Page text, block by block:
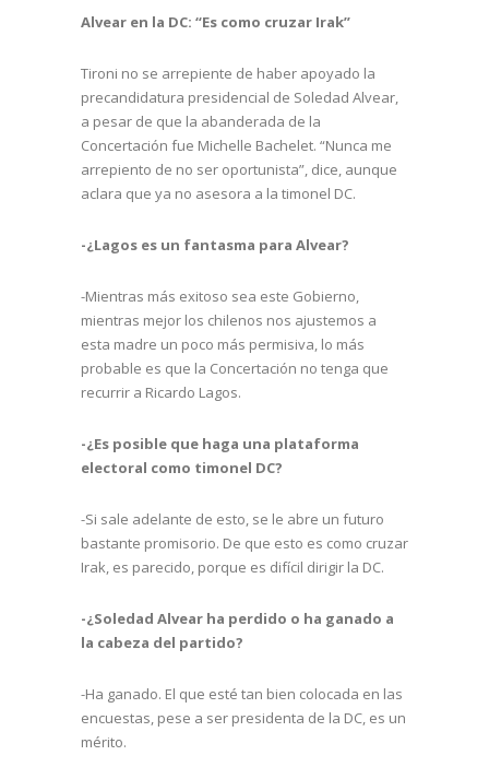
Alvear en la DC: “Es como cruzar Irak”
Tironi no se arrepiente de haber apoyado la
precandidatura presidencial de Soledad Alvear,
a pesar de que la abanderada de la
Concertación fue Michelle Bachelet. “Nunca me
arrepiento de no ser oportunista”, dice, aunque
aclara que ya no asesora a la timonel DC.
-¿Lagos es un fantasma para Alvear?
-Mientras más exitoso sea este Gobierno,
mientras mejor los chilenos nos ajustemos a
esta madre un poco más permisiva, lo más
probable es que la Concertación no tenga que
recurrir a Ricardo Lagos.
-¿Es posible que haga una plataforma
electoral como timonel DC?
-Si sale adelante de esto, se le abre un futuro
bastante promisorio. De que esto es como cruzar
Irak, es parecido, porque es difícil dirigir la DC.
-¿Soledad Alvear ha perdido o ha ganado a
la cabeza del partido?
-Ha ganado. El que esté tan bien colocada en las
encuestas, pese a ser presidenta de la DC, es un
mérito.